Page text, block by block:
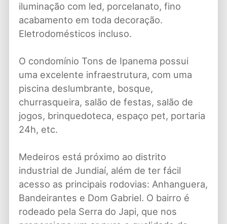
iluminação com led, porcelanato, fino
acabamento em toda decoração.
Eletrodomésticos incluso.
O condomínio Tons de Ipanema possui
uma excelente infraestrutura, com uma
piscina deslumbrante, bosque,
churrasqueira, salão de festas, salão de
jogos, brinquedoteca, espaço pet, portaria
24h, etc.
Medeiros está próximo ao distrito
industrial de Jundiaí, além de ter fácil
acesso as principais rodovias: Anhanguera,
Bandeirantes e Dom Gabriel. O bairro é
rodeado pela Serra do Japi, que nos